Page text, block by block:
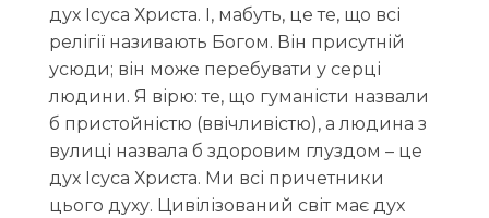
дух Ісуса Христа. І, мабуть, це те, що всі
релігії називають Богом. Він присутній
усюди; він може перебувати у серці
людини. Я вірю: те, що гуманісти назвали
б пристойністю (ввічливістю), а людина з
вулиці назвала б здоровим глуздом – це
дух Ісуса Христа. Ми всі причетники
цього духу. Цивілізований світ має дух